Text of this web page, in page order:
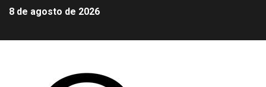
8 de agosto de 2026